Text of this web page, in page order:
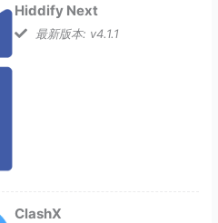
Hiddify Next
最新版本: v4.1.1
ClashX